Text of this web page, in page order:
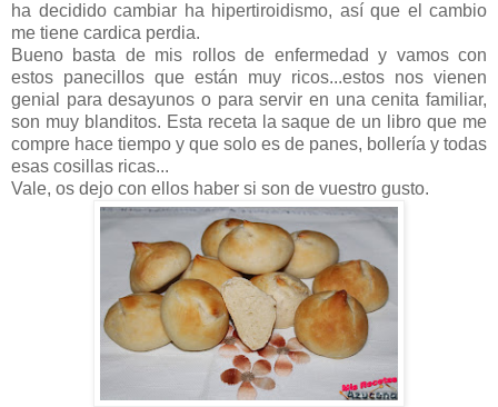
ha decidido cambiar ha hipertiroidismo, así que el cambio
me tiene cardica perdia.
Bueno basta de mis rollos de enfermedad y vamos con
estos panecillos que están muy ricos...estos nos vienen
genial para desayunos o para servir en una cenita familiar,
son muy blanditos. Esta receta la saque de un libro que me
compre hace tiempo y que solo es de panes, bollería y todas
esas cosillas ricas...
Vale, os dejo con ellos haber si son de vuestro gusto.